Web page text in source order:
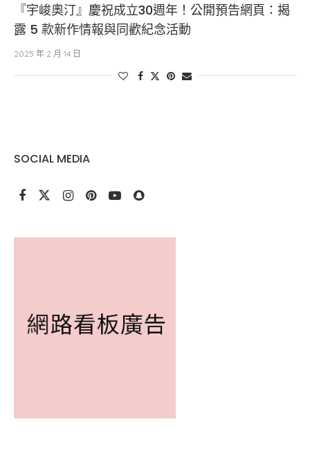
『宇峻奧汀』慶祝成立30週年！公開預告網頁：揭
露 5 款新作情報與同歡紀念活動
2025 年 2 月 14 日
SOCIAL MEDIA